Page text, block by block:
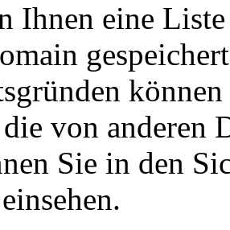
Ihnen eine
von anderen
Sie in den